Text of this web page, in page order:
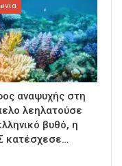
αναψυχής στη
λεηλατούσε
βυθό, η
κατέσχεσε…